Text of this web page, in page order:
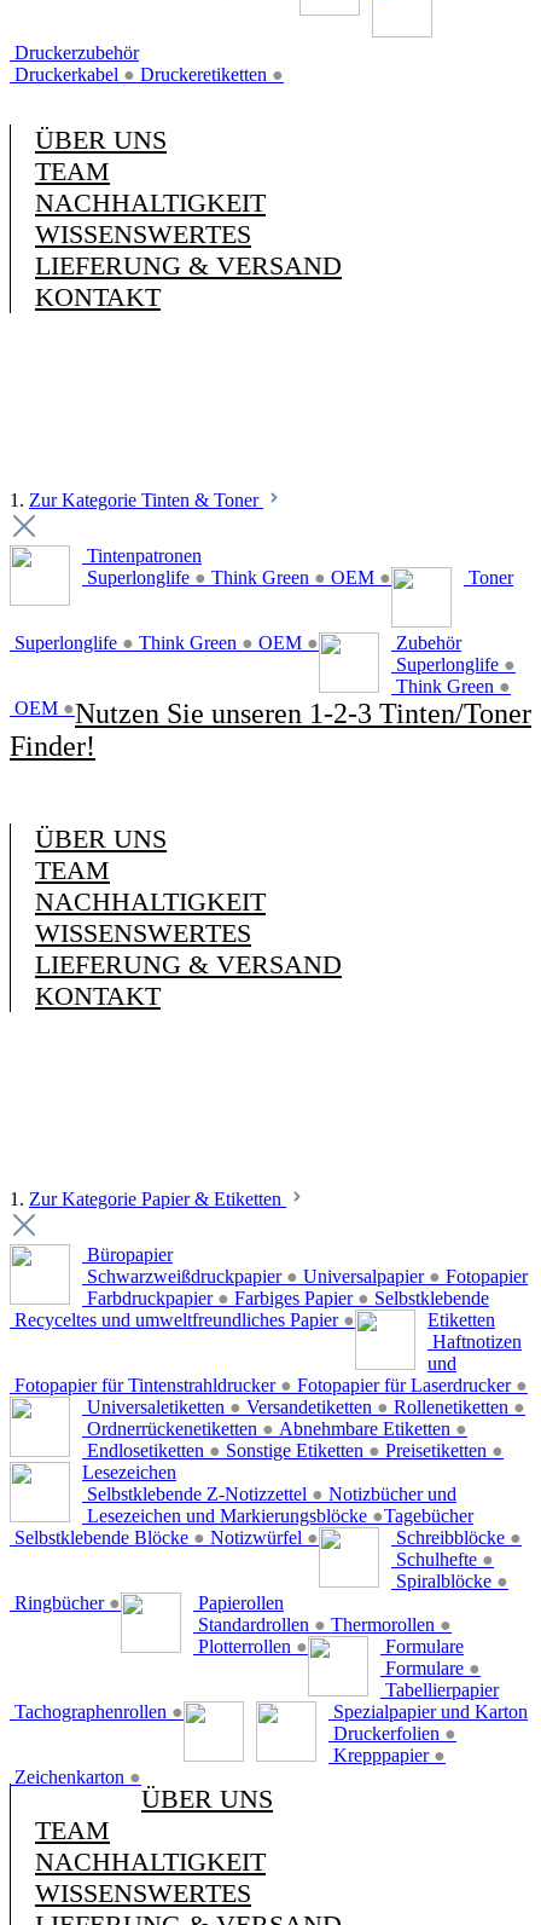
Druckerzubehör
Druckerkabel ● Druckeretiketten ●
ÜBER UNS
TEAM
NACHHALTIGKEIT
WISSENSWERTES
LIEFERUNG & VERSAND
KONTAKT
1. Zur Kategorie Tinten & Toner
Tintenpatronen
Superlonglife ● Think Green ● OEM ● Toner
Superlonglife ● Think Green ● OEM ●
Zubehör
Superlonglife ●
Think Green ●
OEM ●Nutzen Sie unseren 1-2-3 Tinten/Toner
Finder!
ÜBER UNS
TEAM
NACHHALTIGKEIT
WISSENSWERTES
LIEFERUNG & VERSAND
KONTAKT
1. Zur Kategorie Papier & Etiketten
Büropapier
Schwarzweißdruckpapier ● Universalpapier ●
Farbdruckpapier ● Farbiges Papier ●
Recyceltes und umweltfreundliches Papier ●
Fotopapier
Fotopapier für Tintenstrahldrucker ● Fotopapier für Laserdrucker ●
Selbstklebende
Etiketten
Universaletiketten ● Versandetiketten ● Rollenetiketten ●
Ordnerrückenetiketten ● Abnehmbare Etiketten ●
Endlosetiketten ● Sonstige Etiketten ● Preisetiketten ●
Haftnotizen
und
Lesezeichen
Selbstklebende Z-Notizzettel ●
Lesezeichen und Markierungsblöcke ●
Selbstklebende Blöcke ● Notizwürfel ●
Notizbücher und
Tagebücher
Schreibblöcke ●
Schulhefte ●
Spiralblöcke ●
Ringbücher ●
Papierollen
Standardrollen ● Thermorollen ●
Plotterrollen ●
Formulare
Formulare ●
Tachographenrollen ●
Tabellierpapier
Spezialpapier und Karton
Druckerfolien ●
Krepppapier ●
Zeichenkarton ●
ÜBER UNS
TEAM
NACHHALTIGKEIT
WISSENSWERTES